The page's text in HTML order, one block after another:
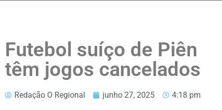
Futebol suíço de Piên
têm jogos cancelados
Redação O Regional junho 27, 2025 4:18 pm